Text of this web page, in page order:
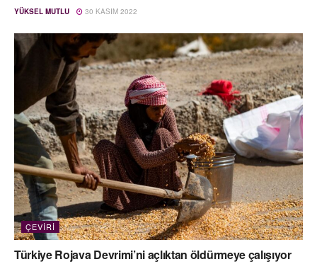
YÜKSEL MUTLU 30 KASIM 2022
ÇEVIRI
Türkiye Rojava Devrimi’ni açlıktan öldürmeye çalışıyor